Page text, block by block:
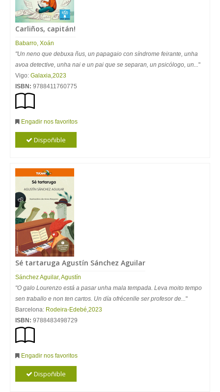
Carliños, capitán!
Babarro, Xoán
"Un neno que debuxa ñus, un papagaio con síndrome feirante, unha
avoa detective, unha nai e un pai que se separan, un psicólogo, un..."
Vigo: Galaxia,2023
ISBN: 9788411760775
Engadir nos favoritos
Dispoñible
Sé tartaruga Agustín Sánchez Aguilar
Sánchez Aguilar, Agustín
"O galo Lourenzo está a pasar unha mala tempada. Leva moito tempo
sen traballo e non ten cartos. Un día ofrécenlle ser profesor de..."
Barcelona: Rodeira-Edebé,2023
ISBN: 9788483498729
Engadir nos favoritos
Dispoñible